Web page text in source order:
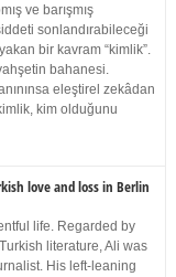
ve barışmış
sonlandırabileceği
bir kavram “kimlik”.
bahanesi.
eleştirel zekâdan
kim olduğunu
love and loss in Berlin
life. Regarded by
literature, Ali was
His left-leaning